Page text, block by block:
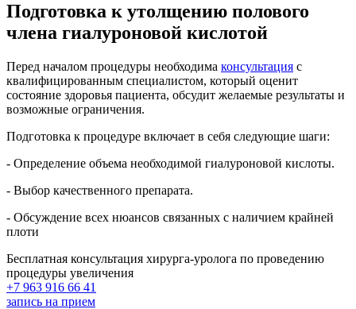
Подготовка к утолщению полового
члена гиалуроновой кислотой
Перед началом процедуры необходима консультация с
квалифицированным специалистом, который оценит
состояние здоровья пациента, обсудит желаемые результаты и
возможные ограничения.
Подготовка к процедуре включает в себя следующие шаги:
- Определение объема необходимой гиалуроновой кислоты.
- Выбор качественного препарата.
- Обсуждение всех нюансов связанных с наличием крайней
плоти
Бесплатная консультация хирурга-уролога по проведению
процедуры увеличения
+7 963 916 66 41
запись на прием